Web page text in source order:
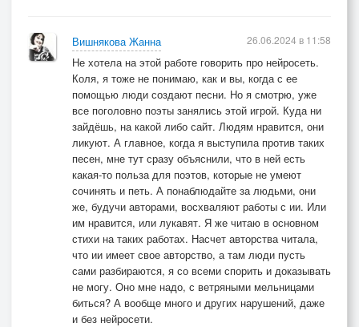
Вишнякова Жанна
Не хотела на этой работе говорить про нейросеть.
Коля, я тоже не понимаю, как и вы, когда с ее
помощью люди создают песни. Но я смотрю, уже
все поголовно поэты занялись этой игрой. Куда ни
зайдёшь, на какой либо сайт. Людям нравится, они
ликуют. А главное, когда я выступила против таких
песен, мне тут сразу объяснили, что в ней есть
какая-то польза для поэтов, которые не умеют
сочинять и петь. А понаблюдайте за людьми, они
же, будучи авторами, восхваляют работы с ии. Или
им нравится, или лукавят. Я же читаю в основном
стихи на таких работах. Насчет авторства читала,
что ии имеет свое авторство, а там люди пусть
сами разбираются, я со всеми спорить и доказывать
не могу. Оно мне надо, с ветряными мельницами
биться? А вообще много и других нарушений, даже
и без нейросети.
26.06.2024 в 11:58